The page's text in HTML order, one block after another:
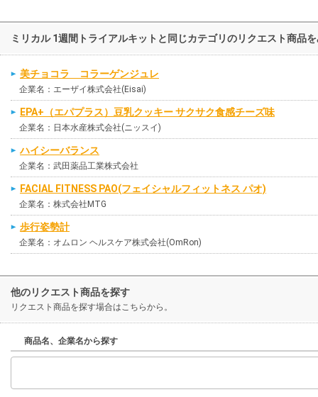
ミリカル 1週間トライアルキットと同じカテゴリのリクエスト商品
美チョコラ コラーゲンジュレ
企業名：エーザイ株式会社(Eisai)
EPA+（エパプラス）豆乳クッキー サクサク食感チーズ味
企業名：日本水産株式会社(ニッスイ)
ハイシーバランス
企業名：武田薬品工業株式会社
FACIAL FITNESS PAO(フェイシャルフィットネス パオ)
企業名：株式会社MTG
歩行姿勢計
企業名：オムロン ヘルスケア株式会社(OmRon)
他のリクエスト商品を探す
リクエスト商品を探す場合はこちらから。
商品名、企業名から探す